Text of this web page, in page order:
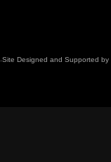
Site Designed and Supported by